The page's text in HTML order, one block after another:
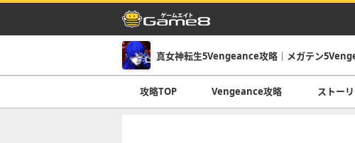
真女神転生5Vengeance攻略｜メガテン
攻略TOP Vengeance攻略 ストー